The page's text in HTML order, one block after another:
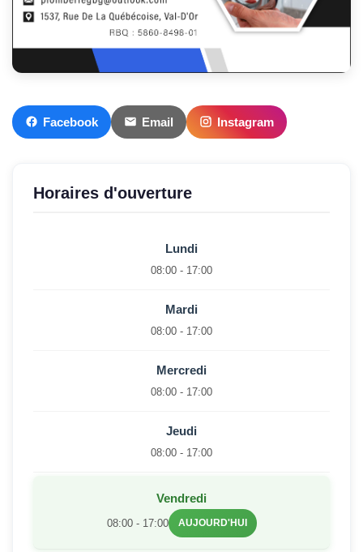
Facebook Email Instagram
Horaires d'ouverture
Lundi
08:00 - 17:00
Mardi
08:00 - 17:00
Mercredi
08:00 - 17:00
Jeudi
08:00 - 17:00
Vendredi
08:00 - 17:00 AUJOURD'HUI